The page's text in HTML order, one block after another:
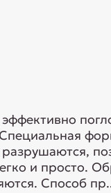
и просто.
Способ